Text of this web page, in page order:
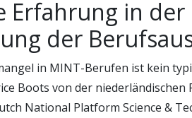
Erfahrung in der
der
in MINT-Berufen ist kein
Boots von der
National Platform Science &